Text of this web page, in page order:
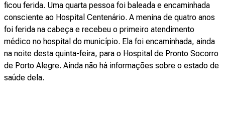
ficou ferida. Uma quarta pessoa foi baleada e encaminhada
consciente ao Hospital Centenário. A menina de quatro anos
foi ferida na cabeça e recebeu o primeiro atendimento
médico no hospital do município. Ela foi encaminhada, ainda
na noite desta quinta-feira, para o Hospital de Pronto Socorro
de Porto Alegre. Ainda não há informações sobre o estado de
saúde dela.